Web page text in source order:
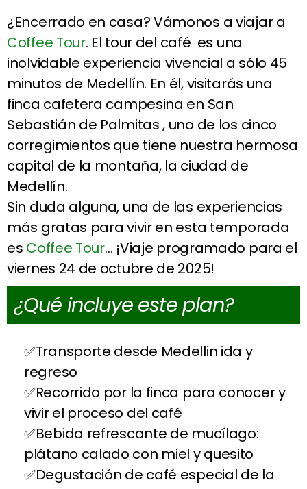
¿Encerrado en casa? Vámonos a viajar a
Coffee Tour. El tour del café es una
inolvidable experiencia vivencial a sólo 45
minutos de Medellín. En él, visitarás una
finca cafetera campesina en San
Sebastián de Palmitas , uno de los cinco
corregimientos que tiene nuestra hermosa
capital de la montaña, la ciudad de
Medellín.
Sin duda alguna, una de las experiencias
más gratas para vivir en esta temporada
es Coffee Tour… ¡Viaje programado para el
viernes 24 de octubre de 2025!
¿Qué incluye este plan?
Transporte desde Medellin ida y
regreso
Recorrido por la finca para conocer y
vivir el proceso del café
Bebida refrescante de mucílago:
plátano calado con miel y quesito
Degustación de café especial de la